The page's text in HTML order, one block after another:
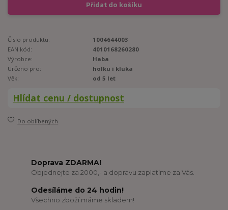
Přidat do košíku
Číslo produktu:
1004644003
EAN kód:
4010168260280
Výrobce:
Haba
Určeno pro:
holku i kluka
Věk:
od 5 let
Hlídat cenu / dostupnost
Do oblíbených
Doprava ZDARMA!
Objednejte za 2000,- a dopravu zaplatíme za Vás.
Odesíláme do 24 hodin!
Všechno zboží máme skladem!